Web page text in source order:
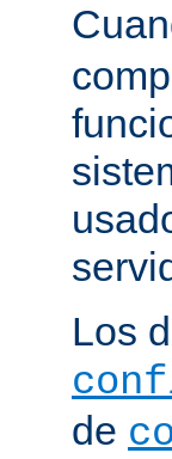
Los
de